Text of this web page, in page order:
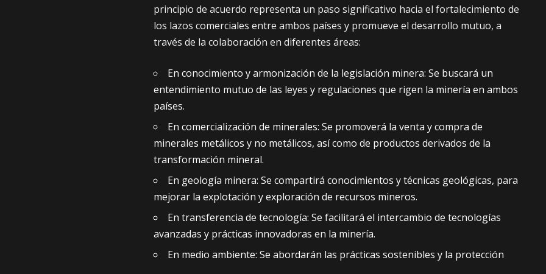
principio de acuerdo representa un paso significativo hacia el fortalecimiento de
los lazos comerciales entre ambos países y promueve el desarrollo mutuo, a
través de la colaboración en diferentes áreas:
En conocimiento y armonización de la legislación minera: Se buscará un
entendimiento mutuo de las leyes y regulaciones que rigen la minería en ambos
países.
En comercialización de minerales: Se promoverá la venta y compra de
minerales metálicos y no metálicos, así como de productos derivados de la
transformación mineral.
En geología minera: Se compartirá conocimientos y técnicas geológicas, para
mejorar la explotación y exploración de recursos mineros.
En transferencia de tecnología: Se facilitará el intercambio de tecnologías
avanzadas y prácticas innovadoras en la minería.
En medio ambiente: Se abordarán las prácticas sostenibles y la protección